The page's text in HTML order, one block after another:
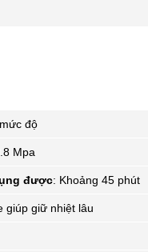
độ
Mpa
được: Khoảng 45 phút
giúp giữ nhiệt lâu